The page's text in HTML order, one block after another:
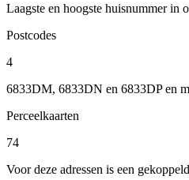
Laagste en hoogste huisnummer in
Postcodes
4
6833DM, 6833DN en 6833DP en
Perceelkaarten
74
Voor deze adressen is een